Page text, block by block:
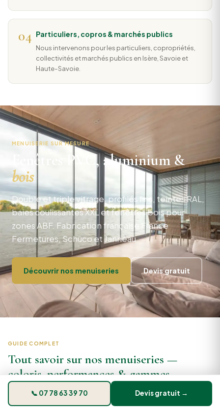
📞 07 78 63 39 70 Devis gratuit →
04 Particuliers, copros & marchés publics
Nous intervenons pour les particuliers, copropriétés,
collectivités et marchés publics en Isère, Savoie et
Haute-Savoie.
MENUISERIE SUR MESURE
Fenêtres PVC, aluminium &
bois
Double et triple vitrage, profilés fins, teintes RAL,
baies coulissantes XXL et fenêtres bois pour
zones ABF. Fabrication française France
Fermetures, Schüco et Janneau.
Découvrir nos menuiseries Devis gratuit
GUIDE COMPLET
Tout savoir sur nos menuiseries —
coloris, performances & gammes
Cliquez sur un type de menuiserie pour découvrir les
gammes, coloris et performances.